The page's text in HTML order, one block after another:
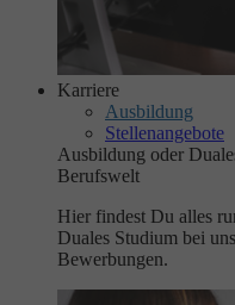
Karriere
Ausbildung
Stellenangebote
Ausbildung oder
Berufswelt
Hier findest Du alles
Duales Studium bei
Bewerbungen.